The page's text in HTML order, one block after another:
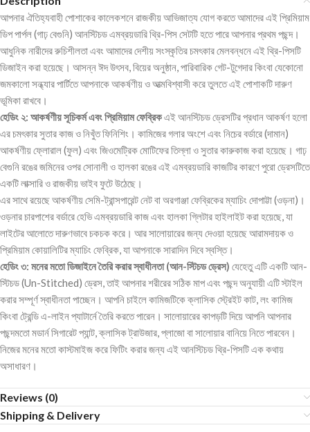
আপনার ঐতিহ্যবাহী পোশাকের কালেকশনে রাজকীয় আভিজাত্য যোগ করতে আমাদের এই প্রিমিয়াম
ডিপ পার্পল (গাঢ় বেগুনি) আনস্টিচড এমব্রয়ডারি থ্রি-পিস সেটটি হতে পারে আপনার প্রথম পছন্দ।
আধুনিক নারীদের রুচিশীলতা এবং আমাদের দেশীয় সংস্কৃতির চমৎকার মেলবন্ধনে এই থ্রি-পিসটি
ডিজাইন করা হয়েছে। আসন্ন ঈদ উৎসব, বিয়ের অনুষ্ঠান, পারিবারিক গেট-টুগেদার কিংবা যেকোনো
জমকালো সন্ধ্যার পার্টিতে আপনাকে আকর্ষণীয় ও আত্মবিশ্বাসী করে তুলতে এই পোশাকটি দারুণ
ভূমিকা রাখবে।
হেডিং ২: আকর্ষণীয় সূচিকর্ম এবং প্রিমিয়াম ফেব্রিকএই আনস্টিচড ড্রেসটির প্রধান আকর্ষণ হলো
এর চমৎকার সুতার কাজ ও নিখুঁত ফিনিশিং। কামিজের গলার অংশে এবং নিচের বর্ডারে (দামান)
আকর্ষণীয় ফ্লোরাল (ফুল) এবং জিওমেট্রিক মোটিফের তিল্লা ও সুতার কারুকাজ করা হয়েছে। গাঢ়
বেগুনি রঙের জমিনের ওপর সোনালী ও হালকা রঙের এই এমব্রয়ডারি কাজটির কারণে পুরো ড্রেসটিতে
একটি লাক্সারি ও রাজকীয় ভাইব ফুটে উঠেছে।
এর সাথে রয়েছে আকর্ষণীয় সেমি-ট্রান্সপারেন্ট নেট বা অরগাঞ্জা ফেব্রিকের ম্যাচিং দোপাট্টা (ওড়না)।
ওড়নার চারপাশের বর্ডারে হেভি এমব্রয়ডারি কাজ এবং হালকা গ্লিটার হাইলাইট করা হয়েছে, যা
লাইটের আলোতে দারুণভাবে চকচক করে। আর সালোয়ারের জন্য দেওয়া হয়েছে আরামদায়ক ও
প্রিমিয়াম কোয়ালিটির ম্যাচিং ফেব্রিক, যা আপনাকে সারাদিন দিবে স্বস্তি।
হেডিং ৩: মনের মতো ডিজাইনে তৈরি করার স্বাধীনতা (আন-স্টিচড ড্রেস) যেহেতু এটি একটি আন-
স্টিচড (Un-Stitched) ড্রেস, তাই আপনার শরীরের সঠিক মাপ এবং পছন্দ অনুযায়ী এটি স্টাইল
করার সম্পূর্ণ স্বাধীনতা পাচ্ছেন। আপনি চাইলে কামিজটিকে ক্লাসিক স্ট্রেইট কাট, লং কামিজ
কিংবা ট্রেন্ডি এ-লাইন প্যাটার্নে তৈরি করতে পারেন। সালোয়ারের কাপড়টি দিয়ে আপনি আপনার
পছন্দমতো মডার্ন সিগারেট প্যান্ট, ক্লাসিক ট্রাউজার, প্লাজো বা সালোয়ার বানিয়ে নিতে পারবেন।
নিজের মনের মতো কাস্টমাইজ করে ফিটিং করার জন্য এই আনস্টিচড থ্রি-পিসটি এক কথায়
অসাধারণ।
Reviews (0)
Shipping & Delivery